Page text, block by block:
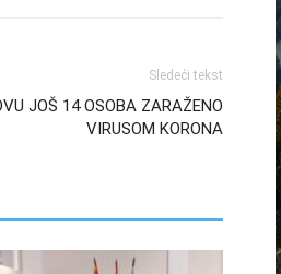
Sledeći tekst
JOŠ 14 OSOBA ZARAŽENO
VIRUSOM KORONA